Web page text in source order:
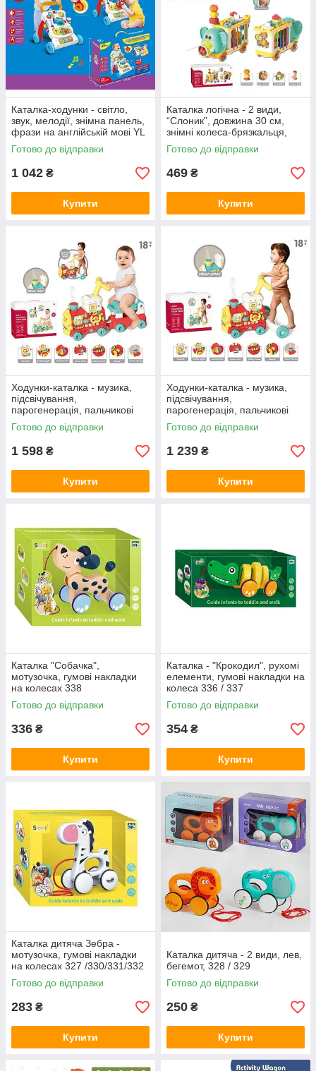
Каталка-ходунки - світло,
звук, мелодії, знімна панель,
фрази на англійській мові YL
406
Готово до відправки
1 042 ₴
Купити
Каталка логічна - 2 види,
“Слоник”, довжина 30 см,
знімні колеса-брязкальця,
спінер, гумові стрічки,
пронумеровані елементи YL
Готово до відправки
469 ₴
Купити
Ходунки-каталка - музика,
підсвічування,
парогенерація, пальчикові
ігри, ключ запалювання,
кермо, шестерні, сидіння YL
Готово до відправки
1 598 ₴
Купити
Ходунки-каталка - музика,
підсвічування,
парогенерація, пальчикові
ігри, ключ запалювання,
кермо, шестерні YL 624
Готово до відправки
1 239 ₴
Купити
Каталка "Собачка",
мотузочка, гумові накладки
на колесах 338
Готово до відправки
336 ₴
Купити
Каталка - "Крокодил", рухомі
елементи, гумові накладки на
колеса 336 / 337
Готово до відправки
354 ₴
Купити
Каталка дитяча Зебра -
мотузочка, гумові накладки
на колесах 327 /330/331/332
Готово до відправки
283 ₴
Купити
Каталка дитяча - 2 види, лев,
бегемот, 328 / 329
Готово до відправки
250 ₴
Купити